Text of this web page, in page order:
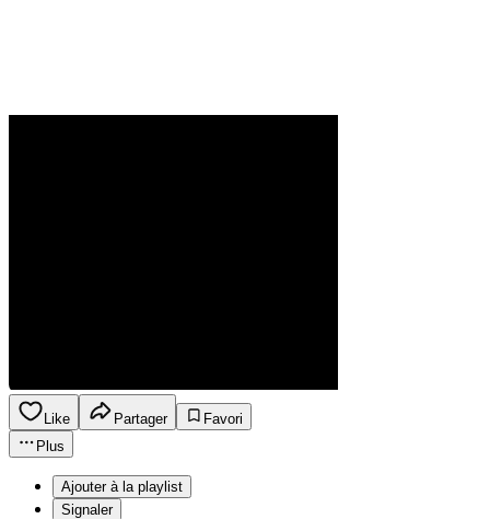
Like Partager
Favori
Plus
Ajouter à la playlist
Signaler